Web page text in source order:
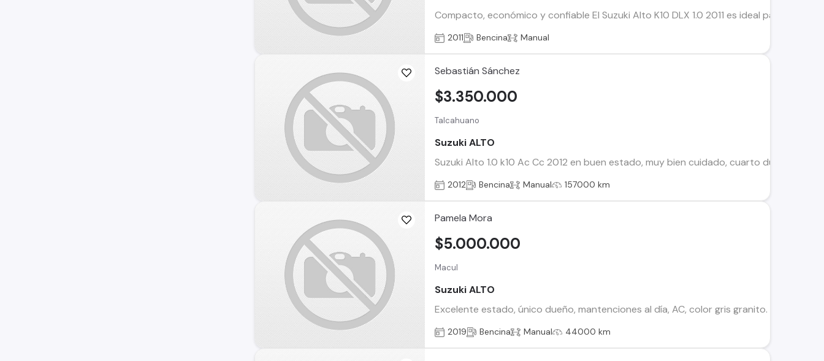
Compacto, económico y confiable El Suzuki Alto K10 DLX 1.0 2011 es ideal para
2011 Bencina Manual
Sebastián Sánchez
Talcahuano
Suzuki ALTO
Suzuki Alto 1.0 k10 Ac Cc 2012 en buen estado, muy bien cuidado, cuarto dueño. no
$3.350.000
2012 Bencina Manual 157000 km
Pamela Mora
Macul
Suzuki ALTO
Excelente estado, único dueño, mantenciones al día, AC, color gris granito.
$5.000.000
2019 Bencina Manual 44000 km